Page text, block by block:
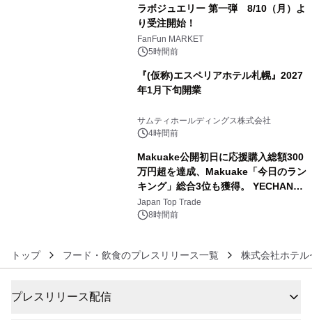
ラボジュエリー 第一弾 8/10（月）よ
り受注開始！
FanFun MARKET
5時間前
『(仮称)エスペリアホテル札幌』2027
年1月下旬開業
サムティホールディングス株式会社
4時間前
Makuake公開初日に応援購入総額300
万円超を達成、Makuake「今日のラン
キング」総合3位も獲得。 YECHAN音
浴シンギングボウル第2弾の大型サイ
ズ（XL・2XL・3XL）を先行販売中
Japan Top Trade
8時間前
トップ フード・飲食のプレスリリース一覧 株式会社ホテ
プレスリリース配信